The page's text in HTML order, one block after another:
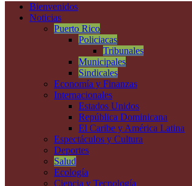
Bienvenidos
Noticias
Puerto Rico
Policiacas
Tribunales
Municipales
Sindicales
Economía y Finanzas
Internacionales
Estados Unidos
República Dominicana
El Caribe y América Latina
Espectáculos y Cultura
Deportes
Salud
Ecología
Ciencia y Tecnología